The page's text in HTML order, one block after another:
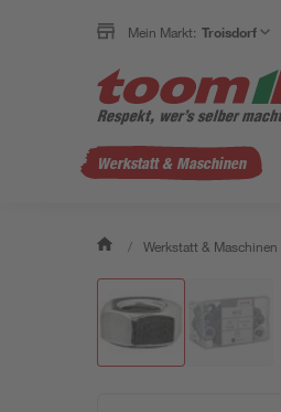
Mein Markt: Troisdorf
Werkstatt & Maschinen
/ Werkstatt & Maschinen